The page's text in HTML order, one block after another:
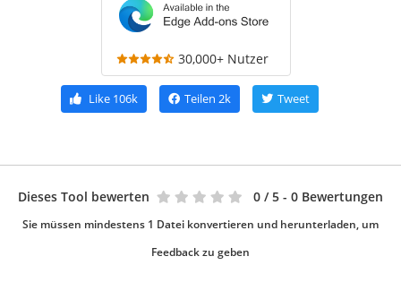
30,000+ Nutzer
Like 106k Teilen 2k Tweet
Dieses Tool bewerten 0 / 5 - 0 Bewertungen
Sie müssen mindestens 1 Datei konvertieren und herunterladen, um
Feedback zu geben